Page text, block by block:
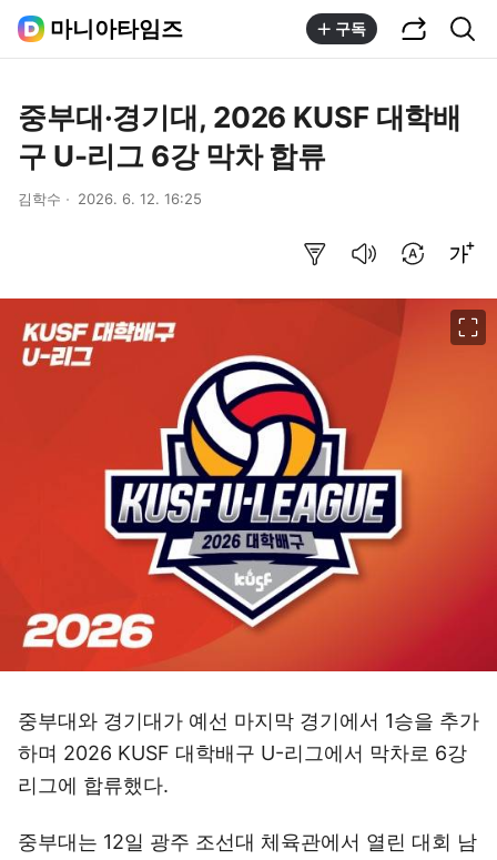
마니아타임즈 구독
중부대·경기대, 2026 KUSF 대학배
구 U-리그 6강 막차 합류
김학수 2026. 6. 12. 16:25
중부대와 경기대가 예선 마지막 경기에서 1승을 추가
하며 2026 KUSF 대학배구 U-리그에서 막차로 6강
리그에 합류했다.
중부대는 12일 광주 조선대 체육관에서 열린 대회 남